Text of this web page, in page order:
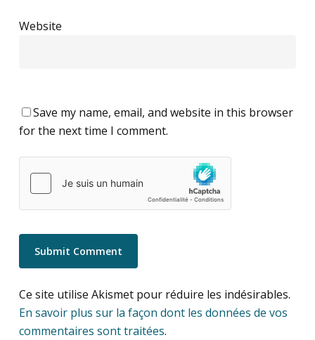
Website
Save my name, email, and website in this browser
for the next time I comment.
Ce site utilise Akismet pour réduire les indésirables.
En savoir plus sur la façon dont les données de vos
commentaires sont traitées.